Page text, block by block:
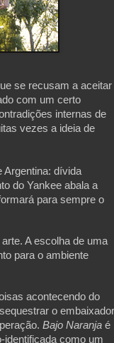
se recusam a aceitar
com um certo
internas de
vezes a ideia de
Argentina: dívida
do Yankee abala a
para sempre o
A escolha de uma
para o ambiente
acontecendo do
o embaixador
Bajo Naranja é
identificada como um